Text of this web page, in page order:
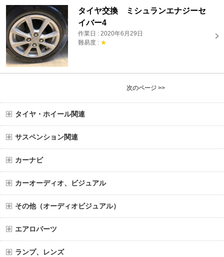
タイヤ交換 ミシュランエナジーセ
イバー4
作業日 : 2020年6月29日
難易度 : ★
次のページ >>
タイヤ・ホイール関連
サスペンション関連
カーナビ
カーオーディオ、ビジュアル
その他（オーディオビジュアル）
エアロパーツ
ランプ、レンズ